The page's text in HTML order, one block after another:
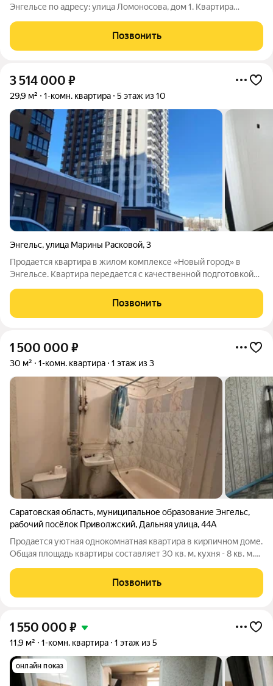
Энгельсе по адресу: улица Ломоносова, дом 1. Квартира
дома. В квартире установлены стеклопакеты, есть
застеклённый балкон. Состояние квартиры
Позвонить
3 514 000 ₽
29,9 м² 1-комн. квартира 5 этаж из 10
Энгельс,улица Марины Расковой,3
Продается квартира в жилом комплексе «Новый город» в
Энгельсе. Квартира передается с качественной подготовкой
что существенно сокращает время и затраты на будущую
отделку. Жилой комплекс
Позвонить
1 500 000 ₽
30 м² 1-комн. квартира 1 этаж из 3
Саратовская область, муниципальное образование Энгельс,
рабочий посёлок Приволжский, Дальняя улица,44А
Продается уютная однокомнатная квартира в кирпичном доме.
Общая площадь квартиры составляет 30 кв. м, кухня - 8 кв. м.
построенного в 2005 году. Высокие потолки - 3 метра, а окна
выходят во
Позвонить
1 550 000 ₽
11,9 м² 1-комн. квартира 1 этаж из 5
онлайн показ